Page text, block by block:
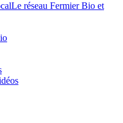
Le réseau Fermier Bio et